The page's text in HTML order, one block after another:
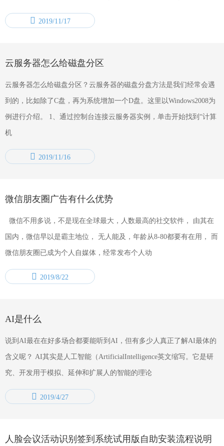
2019/11/17
云服务器怎么给磁盘分区
云服务器怎么给磁盘分区？云服务器的磁盘分盘方法是我们经常会遇
到的，比如除了C盘，再为系统增加一个D盘。这里以Windows2008为
例进行介绍。 1、通过控制台连接云服务器实例，单击开始找到“计算
机
2019/11/16
微信朋友圈广告有什么优势
微信不用多说，不是现在全球最大，人数最高的社交软件， 由其在
国内，微信早以是霸主地位， 无人能及，年龄从8-80都要有在用， 而
微信朋友圈已成为个人自媒体，经常发布个人动
2019/8/22
AI是什么
说到AI最在在好多场合都要能听到AI，但有多少人真正了解AI最体的
含义呢？ AI其实是人工智能（ArtificialIntelligence英文缩写。它是研
究、开发用于模拟、延伸和扩展人的智能的理论
2019/4/27
人脸会议活动识别签到系统试用版自助安装流程说明